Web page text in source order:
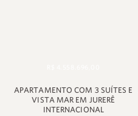
APARTAMENTO COM 3 SUÍTES E
VISTA MAR EM JURERÊ
INTERNACIONAL